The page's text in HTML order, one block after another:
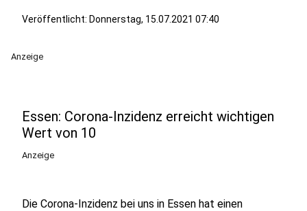
Veröffentlicht: Donnerstag, 15.07.2021 07:40
Anzeige
Essen: Corona-Inzidenz erreicht wichtigen
Wert von 10
Anzeige
Die Corona-Inzidenz bei uns in Essen hat einen